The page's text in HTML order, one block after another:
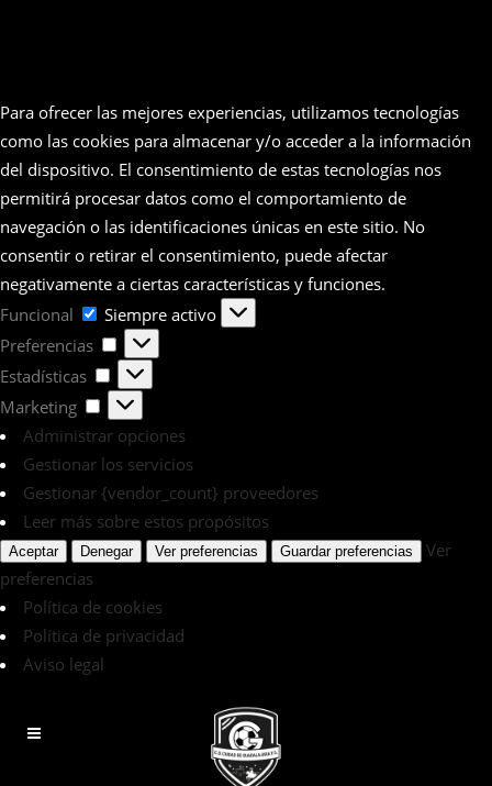
Para ofrecer las mejores experiencias, utilizamos tecnologías
como las cookies para almacenar y/o acceder a la información
del dispositivo. El consentimiento de estas tecnologías nos
permitirá procesar datos como el comportamiento de
navegación o las identificaciones únicas en este sitio. No
consentir o retirar el consentimiento, puede afectar
negativamente a ciertas características y funciones.
Funcional
Funcional
Siempre activo
Preferencias
Preferencias
Estadísticas
Estadísticas
Marketing
Marketing
Administrar opciones
Gestionar los servicios
Gestionar {vendor_count} proveedores
Leer más sobre estos propósitos
Aceptar Denegar Ver preferencias Guardar preferencias
Ver
preferencias
Política de cookies
Política de privacidad
Aviso legal